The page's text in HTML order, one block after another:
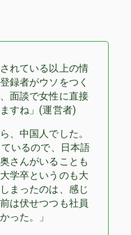
れている以上の情
録者がウソをつく
面談で女性に直接
すね」(運営者)
、中国人でした。
いるので、日本語
さんがいることも
学卒というのも大
まったのは、感じ
は伏せつつも社員
った。」